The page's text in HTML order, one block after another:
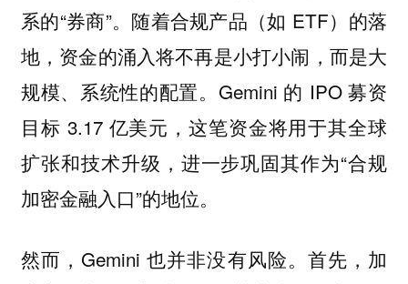
系的“券商”。随着合规产品（如 ETF）的落
地，资金的涌入将不再是小打小闹，而是大
规模、系统性的配置。Gemini 的 IPO 募资
目标 3.17 亿美元，这笔资金将用于其全球
扩张和技术升级，进一步巩固其作为“合规
加密金融入口”的地位。
然而，Gemini 也并非没有风险。首先，加